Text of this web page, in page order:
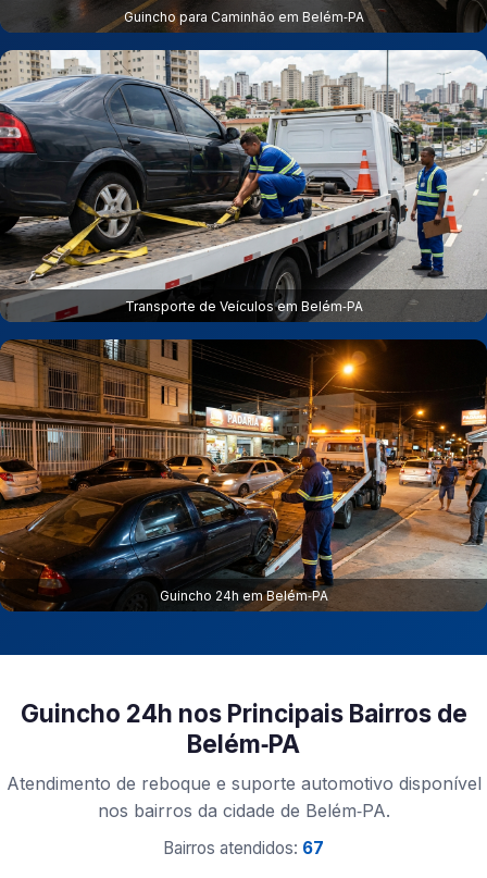
Guincho para Caminhão em Belém‑PA
Transporte de Veículos em Belém‑PA
Guincho 24h em Belém‑PA
Guincho 24h nos Principais Bairros de
Belém‑PA
Atendimento de reboque e suporte automotivo disponível
nos bairros da cidade de Belém‑PA.
Bairros atendidos: 67